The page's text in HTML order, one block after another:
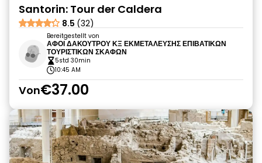
Santorin: Tour der Caldera
8.5 (32)
Bereitgestellt von
ΑΦΟΙ ΔΑΚΟΥΤΡΟΥ ΚΞ ΕΚΜΕΤΑΛΕΥΣΗΣ ΕΠΙΒΑΤΙΚΩΝ
ΤΟΥΡΙΣΤΙΚΩΝ ΣΚΑΦΩΝ
5std 30min
10:45 AM
Von€37.00